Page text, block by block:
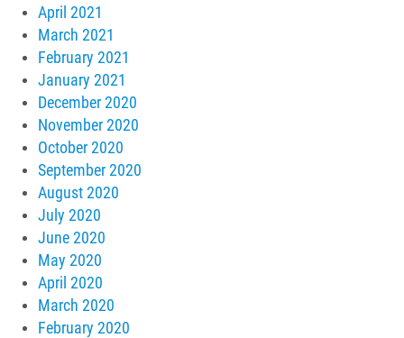
April 2021
March 2021
February 2021
January 2021
December 2020
November 2020
October 2020
September 2020
August 2020
July 2020
June 2020
May 2020
April 2020
March 2020
February 2020